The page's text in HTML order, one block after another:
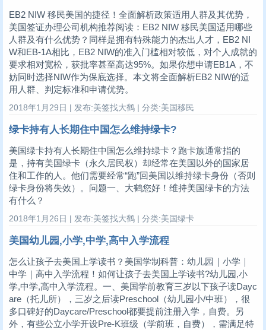
EB2 NIW 移民美国的捷径！全面解析政策适用人群及其优势，
美国签证办理公司机构推荐阅读：EB2 NIW 移民美国适用哪些
人群及有什么优势？同样是拥有特殊能力的杰出人才，EB2 NI
W和EB-1A相比，EB2 NIW的准入门槛相对较低，对个人成就的
要求相对宽松，获批率甚至高达95%。如果你想申请EB1A，不
妨同时选择NIW作为保底选择。本文将全面解析EB2 NIW的适
用人群、判定标准和申请优势。
2018年1月29日 | 发布:美签找大鹤 | 分类:美国移民
绿卡持有人长期住中国怎么维持绿卡?
美国绿卡持有人长期住中国怎么维持绿卡？跑卡族通常指的
是，持有美国绿卡（永久居民权）却经常在美国以外的国家居
住和工作的人。他们需要经常“跑”回美国以维持绿卡身份（否则
绿卡身份将失效）。问题一、大鹤您好！维持美国绿卡的方法
有什么？
2018年1月26日 | 发布:美签找大鹤 | 分类:美国绿卡
美国幼儿园,小学,中学,高中入学流程
怎么让孩子去美国上学读书？美国学制科普：幼儿园｜小学｜
中学｜高中入学流程！如何让孩子去美国上学读书?幼儿园,小
学,中学,高中入学流程。一、美国学前教育三岁以下孩子读Dayc
are（托儿所），三岁之后读Preschool（幼儿园小/中班），很
多口碑好的Daycare/Preschool都要提前注册入学，自费。另
外，有些公立小学开设Pre-K班级（学前班，自费），需满足特